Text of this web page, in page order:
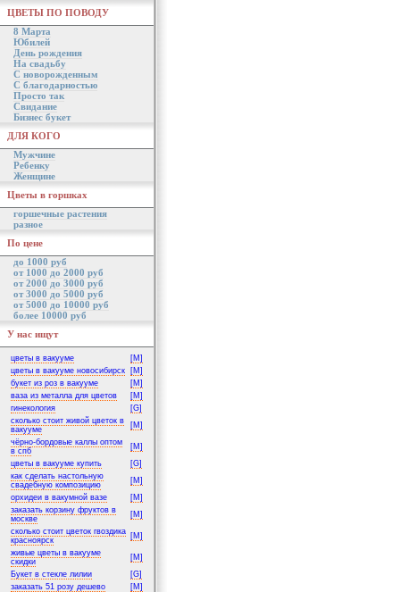
ЦВЕТЫ ПО ПОВОДУ
8 Марта
Юбилей
День рождения
На свадьбу
С новорожденным
С благодарностью
Просто так
Свидание
Бизнес букет
ДЛЯ КОГО
Мужчине
Ребенку
Женщине
Цветы в горшках
горшечные растения
разное
По цене
до 1000 руб
от 1000 до 2000 руб
от 2000 до 3000 руб
от 3000 до 5000 руб
от 5000 до 10000 руб
более 10000 руб
У нас ищут
цветы в вакууме
[M]
цветы в вакууме новосибирск
[M]
букет из роз в вакууме
[M]
ваза из металла для цветов
[M]
гинекология
[G]
сколько стоит живой цветок в
вакууме
[M]
чёрно-бордовые каллы оптом
в спб
[M]
цветы в вакууме купить
[G]
как сделать настольную
свадебную композицию
[M]
орхидеи в вакумной вазе
[M]
заказать корзину фруктов в
москве
[M]
сколько стоит цветок гвоздика
красноярск
[M]
живые цветы в вакууме
скидки
[M]
Букет в стекле лилии
[G]
заказать 51 розу дешево
[M]